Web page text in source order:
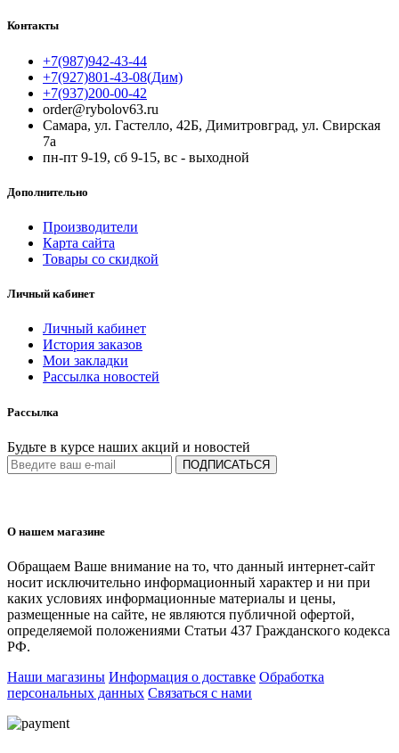
Контакты
+7(987)942-43-44
+7(927)801-43-08(Дим)
+7(937)200-00-42
order@rybolov63.ru
Самара, ул. Гастелло, 42Б, Димитровград, ул. Свирская
7а
пн-пт 9-19, сб 9-15, вс - выходной
Дополнительно
Производители
Карта сайта
Товары со скидкой
Личный кабинет
Личный кабинет
История заказов
Мои закладки
Рассылка новостей
Рассылка
Будьте в курсе наших акций и новостей
ПОДПИСАТЬСЯ
О нашем магазине
Обращаем Ваше внимание на то, что данный интернет-сайт
носит исключительно информационный характер и ни при
каких условиях информационные материалы и цены,
размещенные на сайте, не являются публичной офертой,
определяемой положениями Статьи 437 Гражданского кодекса
РФ.
Наши магазины Информация о доставке Обработка
персональных данных Связаться с нами